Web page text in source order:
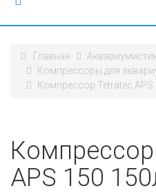
Главная
Компрессоры для
Компрессор Tetratec АРS
АРS 150